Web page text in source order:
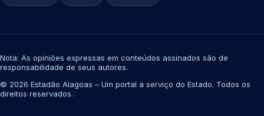
Nota: As opiniões expressas em conteúdos assinados são de
responsabilidade de seus autores.
© 2026 Estadão Alagoas – Um portal a serviço do Estado. Todos os
direitos reservados.